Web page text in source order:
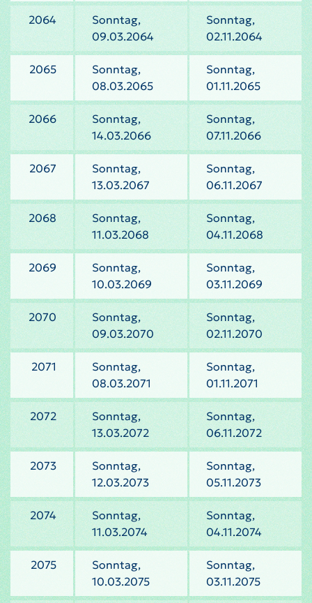
2064
Sonntag,
09.03.2064
Sonntag,
02.11.2064
2065
Sonntag,
08.03.2065
Sonntag,
01.11.2065
2066
Sonntag,
14.03.2066
Sonntag,
07.11.2066
2067
Sonntag,
13.03.2067
Sonntag,
06.11.2067
2068
Sonntag,
11.03.2068
Sonntag,
04.11.2068
2069
Sonntag,
10.03.2069
Sonntag,
03.11.2069
2070
Sonntag,
09.03.2070
Sonntag,
02.11.2070
2071
Sonntag,
08.03.2071
Sonntag,
01.11.2071
2072
Sonntag,
13.03.2072
Sonntag,
06.11.2072
2073
Sonntag,
12.03.2073
Sonntag,
05.11.2073
2074
Sonntag,
11.03.2074
Sonntag,
04.11.2074
2075
Sonntag,
10.03.2075
Sonntag,
03.11.2075